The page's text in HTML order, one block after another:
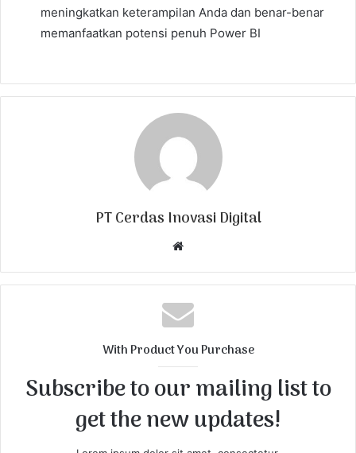
meningkatkan keterampilan Anda dan benar-benar
memanfaatkan potensi penuh Power BI
PT Cerdas Inovasi Digital
b
s
i
With Product You Purchase
Subscribe to our mailing list to
get the new updates!